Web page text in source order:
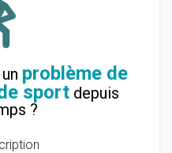
problème de
sportdepuis
?